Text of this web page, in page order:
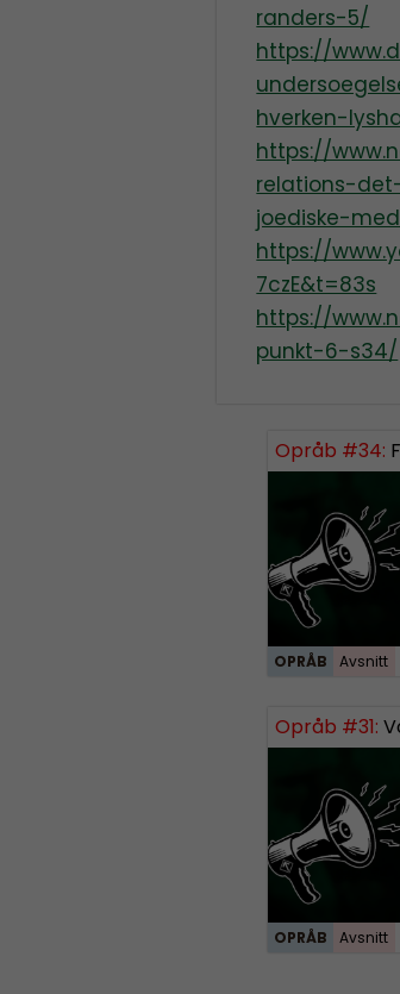
randers-5/
https://
hverken-
https://
relations-
joediske-
https://
7czE&t=83s
https://
punkt-6-s34/
Opråb #34:
OPRÅB Avsnitt
Opråb #31:
OPRÅB Avsnitt